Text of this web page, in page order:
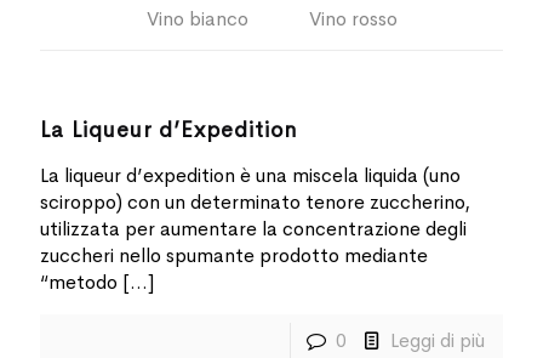
Vino bianco Vino rosso
La Liqueur d’Expedition
La liqueur d’expedition è una miscela liquida (uno
sciroppo) con un determinato tenore zuccherino,
utilizzata per aumentare la concentrazione degli
zuccheri nello spumante prodotto mediante
“metodo […]
0 Leggi di più